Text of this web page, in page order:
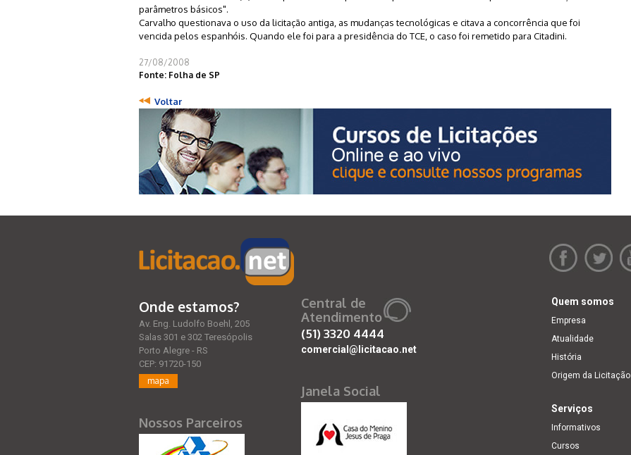
parâmetros básicos".
Carvalho questionava o uso da licitação antiga, as mudanças tecnológicas e citava a concorrência que foi
vencida pelos espanhóis. Quando ele foi para a presidência do TCE, o caso foi remetido para Citadini.
27/08/2008
Fonte: Folha de SP
Voltar
Onde estamos?
Av. Eng. Ludolfo Boehl, 205
Salas 301 e 302 Teresópolis
Porto Alegre - RS
CEP: 91720-150
mapa
Nossos Parceiros
Central de
Atendimento
(51)3320 4444
comercial@licitacao.net
Janela Social
Quem somos
Empresa
Atualidade
História
Origem da Licitação
Serviços
Informativos
Cursos